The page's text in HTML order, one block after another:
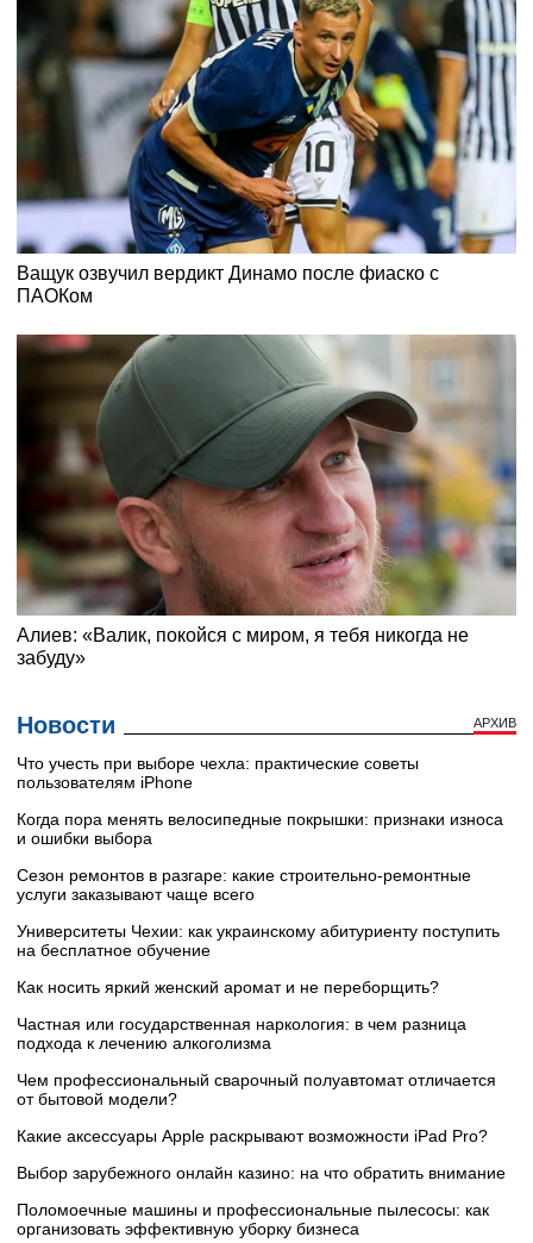
Новости АРХИВ
Что учесть при выборе чехла: практические советы
пользователям iPhone
Когда пора менять велосипедные покрышки: признаки износа
и ошибки выбора
Сезон ремонтов в разгаре: какие строительно-ремонтные
услуги заказывают чаще всего
Университеты Чехии: как украинскому абитуриенту поступить
на бесплатное обучение
Как носить яркий женский аромат и не переборщить?
Частная или государственная наркология: в чем разница
подхода к лечению алкоголизма
Чем профессиональный сварочный полуавтомат отличается
от бытовой модели?
Какие аксессуары Apple раскрывают возможности iPad Pro?
Выбор зарубежного онлайн казино: на что обратить внимание
Поломоечные машины и профессиональные пылесосы: как
организовать эффективную уборку бизнеса